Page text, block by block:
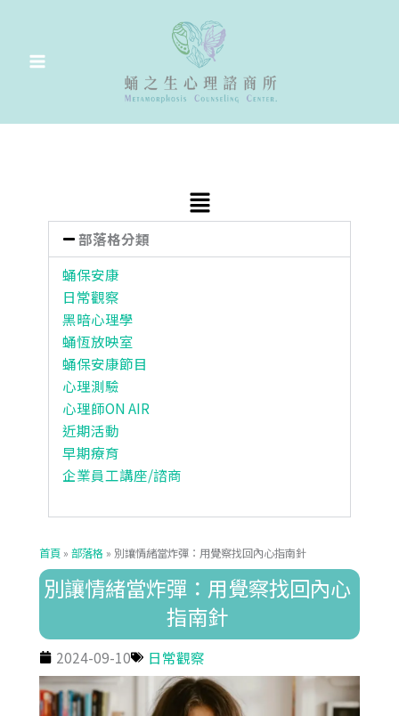
容
Main
部落格分類
蛹保安康
日常觀察
黑暗心理學
蛹恆放映室
蛹保安康節目
心理測驗
心理師ON AIR
近期活動
早期療育
企業員工講座/諮商
首頁» 部落格» 別讓情緒當炸彈：用覺察找回內心指南針
別讓情緒當炸彈：用覺察找回內心
指南針
2024-09-10 日常觀察